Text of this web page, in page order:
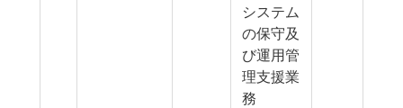
システム
の保守及
び運用管
理支援業
務